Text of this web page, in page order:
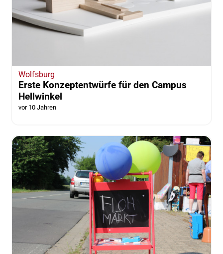
Wolfsburg
Erste Konzeptentwürfe für den Campus
Hellwinkel
vor 10 Jahren